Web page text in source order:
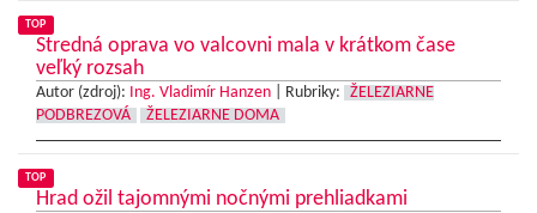
TOP
Stredná oprava vo valcovni mala v krátkom čase
veľký rozsah
Autor (zdroj): Ing. Vladimír Hanzen Rubriky:
ŽELEZIARNE
PODBREZOVÁ
ŽELEZIARNE DOMA
TOP
Hrad ožil tajomnými nočnými prehliadkami